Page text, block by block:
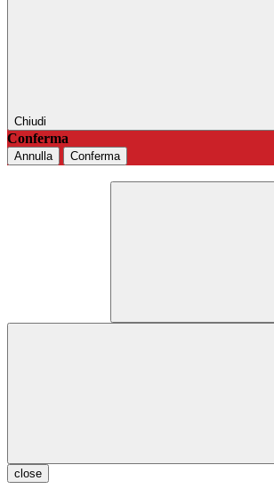
Chiudi
Conferma
Annulla Conferma
close